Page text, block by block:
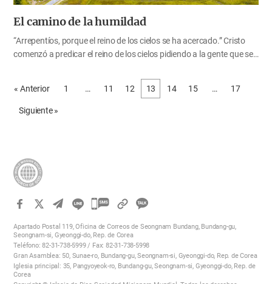
El camino de la humildad
“Arrepentíos, porque el reino de los cielos se ha acercado.” Cristo
comenzó a predicar el reino de los cielos pidiendo a la gente que se
comprender que somos pecadores y humillarnos. A fin de
conseguir un completo arrepentimiento y la esperanza en el cielo,
tenemos que seguir el camino de la humildad. La humildad es lo
arrogancia, fuimos implicados en el pecado de Lucifer y fuimos
arrojados a la tierra. Éramos ángeles en el…
« Anterior 1 … 11 12 13 14 15 … 17
Siguiente »
카
오
톡
공
Apartado Postal 119, Oficina de Correos de Seongnam Bundang, Bundang-gu,
Seongnam-si, Gyeonggi-do, Rep. de Corea
Teléfono: 82-31-738-5999 / Fax: 82-31-738-5998
Gran Asamblea: 50, Sunae-ro, Bundang-gu, Seongnam-si, Gyeonggi-do, Rep. de Corea
Iglesia principal: 35, Pangyoyeok-ro, Bundang-gu, Seongnam-si, Gyeonggi-do, Rep. de
Corea